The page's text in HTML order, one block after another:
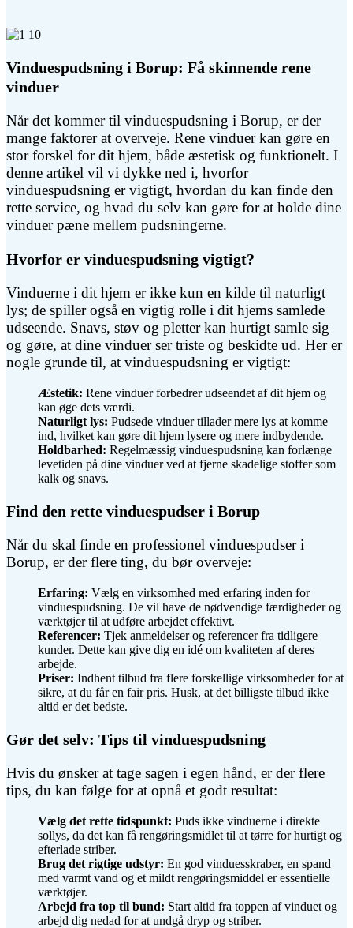
Vinduespudsning i Borup: Få skinnende rene
vinduer
Når det kommer til vinduespudsning i Borup, er der
mange faktorer at overveje. Rene vinduer kan gøre en
stor forskel for dit hjem, både æstetisk og funktionelt. I
denne artikel vil vi dykke ned i, hvorfor
vinduespudsning er vigtigt, hvordan du kan finde den
rette service, og hvad du selv kan gøre for at holde dine
vinduer pæne mellem pudsningerne.
Hvorfor er vinduespudsning vigtigt?
Vinduerne i dit hjem er ikke kun en kilde til naturligt
lys; de spiller også en vigtig rolle i dit hjems samlede
udseende. Snavs, støv og pletter kan hurtigt samle sig
og gøre, at dine vinduer ser triste og beskidte ud. Her er
nogle grunde til, at vinduespudsning er vigtigt:
Æstetik: Rene vinduer forbedrer udseendet af dit hjem og
kan øge dets værdi.
Naturligt lys: Pudsede vinduer tillader mere lys at komme
ind, hvilket kan gøre dit hjem lysere og mere indbydende.
Holdbarhed: Regelmæssig vinduespudsning kan forlænge
levetiden på dine vinduer ved at fjerne skadelige stoffer som
kalk og snavs.
Find den rette vinduespudser i Borup
Når du skal finde en professionel vinduespudser i
Borup, er der flere ting, du bør overveje:
Erfaring: Vælg en virksomhed med erfaring inden for
vinduespudsning. De vil have de nødvendige færdigheder og
værktøjer til at udføre arbejdet effektivt.
Referencer: Tjek anmeldelser og referencer fra tidligere
kunder. Dette kan give dig en idé om kvaliteten af deres
arbejde.
Priser: Indhent tilbud fra flere forskellige virksomheder for at
sikre, at du får en fair pris. Husk, at det billigste tilbud ikke
altid er det bedste.
Gør det selv: Tips til vinduespudsning
Hvis du ønsker at tage sagen i egen hånd, er der flere
tips, du kan følge for at opnå et godt resultat:
Vælg det rette tidspunkt: Puds ikke vinduerne i direkte
sollys, da det kan få rengøringsmidlet til at tørre for hurtigt og
efterlade striber.
Brug det rigtige udstyr: En god vinduesskraber, en spand
med varmt vand og et mildt rengøringsmiddel er essentielle
værktøjer.
Arbejd fra top til bund: Start altid fra toppen af vinduet og
arbejd dig nedad for at undgå dryp og striber.